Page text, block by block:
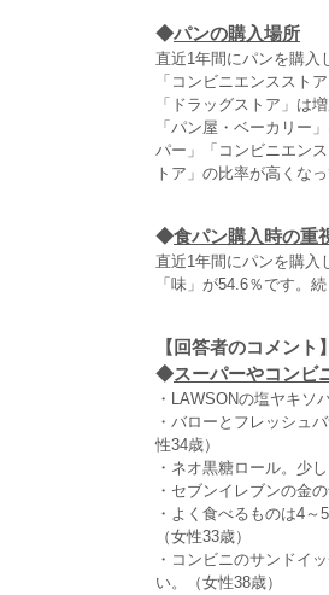
◆パンの購入場所
直近1年間にパンを購入
「コンビニエンススト
「ドラッグストア」は
「パン屋・ベーカリー
パー」「コンビニエン
トア」の比率が高くなっ
◆食パン購入時の重
直近1年間にパンを購入
「味」が54.6％です。
【回答者のコメント】
◆スーパーやコンビ
・LAWSONの塩ヤキソ
・バローとフレッシュ
性34歳）
・ネオ黒糖ロール。少
・セブンイレブンの金
・よく食べるものは4
（女性33歳）
・コンビニのサンドイ
い。（女性38歳）